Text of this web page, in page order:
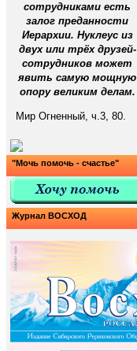
сотрудниками есть
залог преданности
Иерархии. Нуклеус из
двух или трёх друзей-
сотрудников может
явить самую мощную
опору великим делам.
Мир Огненный, ч.3, 80.
"Мочь помочь - счастье"
Журнал ВОСХОД